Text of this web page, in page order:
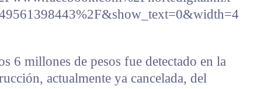
6 millones de pesos fue detectado en la
actualmente ya cancelada, del